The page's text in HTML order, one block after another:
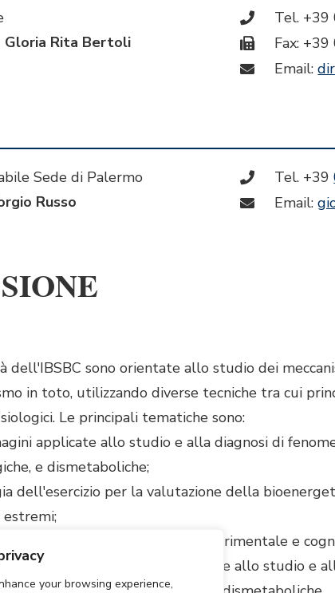
your browsing experience,
Gloria Rita Bertoli
Tel.
Fax:
Email:
Sede di Palermo
Russo
Tel. +39
Email:
dell'IBSBC sono orientate allo studio dei
in toto, utilizzando diverse tecniche tra cui
Le principali tematiche sono:
applicate allo studio e alla diagnosi di
e dismetaboliche;
dell'esercizio per la valutazione della
e neuro fisiopatologia sperimentale e
genomica e proteomica applicate allo studio e